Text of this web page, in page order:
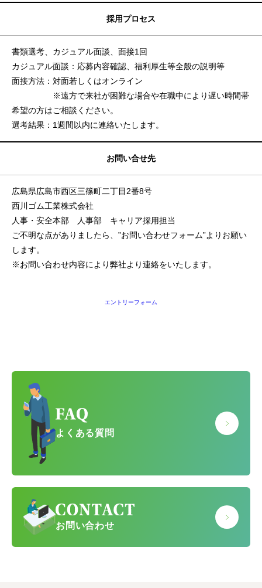
採用プロセス
書類選考、カジュアル面談、面接1回
カジュアル面談：応募内容確認、福利厚生等全般の説明等
面接方法：対面若しくはオンライン
※遠方で来社が困難な場合や在職中により遅い時間帯
希望の方はご相談ください。
選考結果：1週間以内に連絡いたします。
お問い合せ先
広島県広島市西区三篠町二丁目2番8号
西川ゴム工業株式会社
人事・安全本部 人事部 キャリア採用担当
ご不明な点がありましたら、”お問い合わせフォーム”よりお願い
します。
※お問い合わせ内容により弊社より連絡をいたします。
エントリーフォーム
よくある質問
お問い合わせ